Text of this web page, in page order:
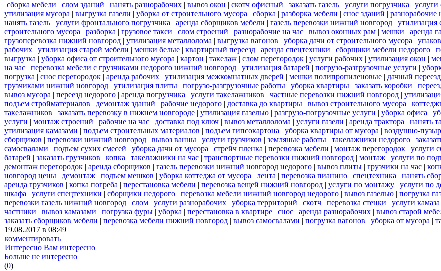
сборка мебели | слом зданий | нанять разнорабочих | вывоз окон | скотч офисный | заказать газель | услуги погрузчика |
утилизация мусора | выгрузка газели | уборка от строительного мусора | сборка | разборка мебели | снос зданий | разнорабочие
нанять газель | услуги фронтального погрузчика | аренда сборщиков мебели | газель перевозки нижний новгород | утилизация
строительного мусора | разборка | грузовое такси | слом строений | разнорабочие на час | вывоз оконных рам | мешки | аренда
грузоперевозка нижний новгород | утилизация металлолома | выгрузка вагонов | уборка дачи от строительного мусора |
рабочих | утилизация старой мебели | мешки белые | квартирный переезд | аренда спецтехники | сборщики мебели недорого |
выгрузка | уборка офиса от строительного мусора | картон | такелаж | слом перегородок | услуги рабочих | утилизация окон |
на час | перевозка мебели с грузчиками недорого нижний новгород | утилизация батарей | погрузо-разгрузочные услуги |
погрузка | снос перегородок | аренда рабочих | утилизация межкомнатных дверей | мешки полипропиленовые | дачный переезд
грузчиками нижний новгород | утилизация плиты | погрузо-разгрузочные работы | уборка квартиры | заказать коробки |
вывоз мусора | переезд недорого | аренда погрузчика | услуги такелажников | частные перевозки нижний новгород |
подъем стройматериалов | демонтаж зданий | рабочие недорого | доставка до квартиры | вывоз строительного мусора |
такелажников | заказать перевозку в нижнем новгороде | утилизация газелью | разгрузо-погрузочные услуги | уборка офиса |
услуги | монтаж строений | рабочие на час | доставка под ключ | вывоз металлолома | услуги газели | аренда трактора | нанять
утилизация камазами | подъем строительных материалов | подъем гипсокартона | уборка квартиры от мусора | воздушно-
сборщиков | перевозки нижний новгород | вывоз ванны | услуги грузчиков | земляные работы | такелажники недорого |
самосвалами | подъем сухих смесей | уборка дачи от мусора | стрейч пленка | перевозка мебели | монтаж перегородок | услуги
батарей | заказать грузчиков | копка | такелажники на час | транспортные перевозки нижний новгород | монтаж | услуги по
демонтаж перегородок | аренда сборщиков | газель перевозки нижний новгород недорого | вывоз плиты | грузчики на час |
новгород цены | демонтаж | подъем мешков | уборка коттеджа от мусора | лента | перевозка пианино | спецтехника | нанять
аренда грузчиков | копка погреба | перестановка мебели | перевозка вещей нижний новгород | услуги по монтажу | услуги по
шкафа | услуги спецтехники | сборщики недорого | перевозка мебели нижний новгород недорого | вывоз газелью | погрузка
перевозки газель нижний новгород | слом | услуги разнорабочих | уборка территорий | скотч | перевозка стенки | услуги камаза
частники | вывоз камазами | погрузка фуры | уборка | перестановка в квартире | снос | аренда разнорабочих | вывоз старой
заказать сборщиков мебели | перевозка мебели нижний новгород | вывоз самосвалами | погрузка вагонов | уборка от мусора |
19.08.2017 в 08:49
комментировать
Интересно Вам интересно
Больше не интересно
(0)